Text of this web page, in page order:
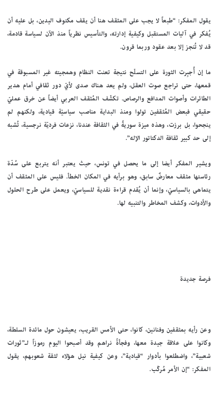
يقول المفكر: “طبعاً لا يجب على المثقف هنا أن يقف مكتوف اليدين، بل عليه أن
يُفكر في آليات المستقبل وكيفية إدارته، والتأسيس نظرياً منذ الآن لسياسة قادمة،
قد لا تُنجز إلا بعد عقود وربما قرون.
ما إن أُجبِرت الثورة على التسلّح نتيجة تعنت النظام وهمجيته غير المسبوقة في
قمعها، حتى تراجع صوت العقل، ولم يعد هناك صدى لأيّ دور ثقافي أمام هدير
الطائرات وأصوات المدافع والرصاص. تكشّف المُثقف العربي أيضاً عن خرق عمليّ
حقيقي فبعض المُثقفين تولوا ومنذ البداية مناصب سياسيّة قيادية، ولكنهم لم
ينجحوا، بل برزت، وهذه ميزة سوريةً في الثقافة عندنا، نزعات فرديّة نرجسية، تُشبه
إلى حد كبير ثقافة الدكتاتور الإله”.
ويشير المفكر أيضا إلى ما يحصل في تونس، حيث يعتبر أنه يتربع على سُدّة
رئاستها مثقف معارضٌ سابق، وهو برأيه في المكان الخطأ. فليس على المثقف أن
يتماهى بالسياسيّ، وإنما أن يُقدم قراءة نقدية للسياسيّ، ويعمل على طرح الحلول
والأدوات، وكشف المخاطر والتنبيه لها.
فرصة جديدة
وعن رأيه بمثقفين وفنانين، كانوا، حتى الأمس القريب، يعيشون حول مائدة السلطة،
وكانوا على علاقة جيدة معها، وفجأةً نراهم وقد أصبحوا اليوم رموزاً لـ”ثورات
شعبية”، واضطلعوا بأدوار “قيادية”، وعن كيفية نيل هؤلاء لثقة شعوبهم، يقول
المفكر: “إن الأمر مُركّب.